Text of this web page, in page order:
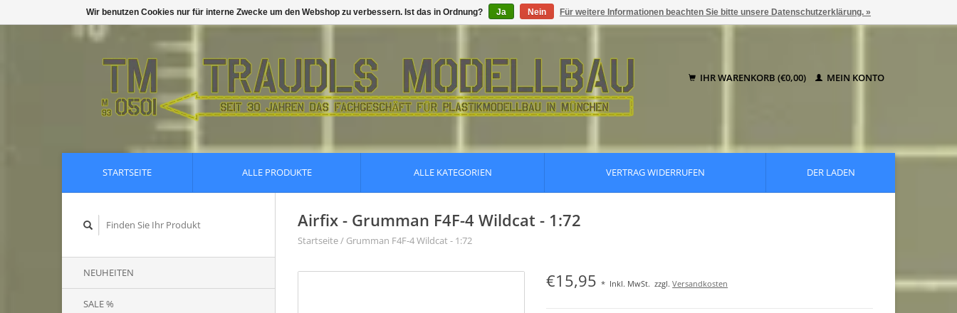
IHR WARENKORB (€0,00) MEIN KONTO
STARTSEITE ALLE PRODUKTE ALLE KATEGORIEN VERTRAG WIDERRUFEN DER LADEN
NEUHEITEN
SALE %
Airfix - Grumman F4F-4 Wildcat - 1:72
Startseite/ Grumman F4F-4 Wildcat - 1:72
€15,95* Inkl. MwSt. zzgl.Versandkosten
Wir benutzen Cookies nur für interne Zwecke um den Webshop zu verbessern. Ist das in Ordnung? Ja Nein Für weitere Informationen beachten Sie bitte unsere Datenschutzerklärung. »